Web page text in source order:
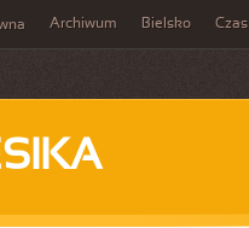
Archiwum Bielsko Czas